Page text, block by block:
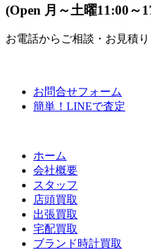
(Open 月～土曜11:00～
お電話からご相談・お見積り
お問合せフォーム
簡単！LINEで査定
ホーム
会社概要
スタッフ
店頭買取
出張買取
宅配買取
ブランド時計買取